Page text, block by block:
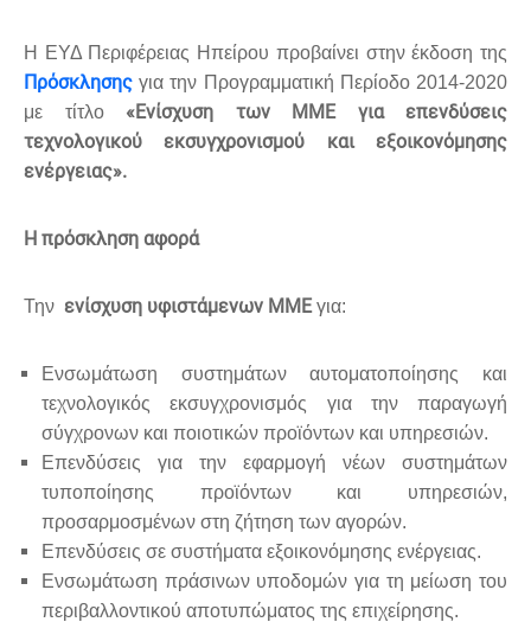
Η ΕΥΔ Περιφέρειας Ηπείρου προβαίνει στην έκδοση της
Πρόσκλησης για την Προγραμματική Περίοδο 2014-2020
με τίτλο «Ενίσχυση των ΜΜΕ για επενδύσεις
τεχνολογικού εκσυγχρονισμού και εξοικονόμησης
ενέργειας».
Η πρόσκληση αφορά
Την ενίσχυση υφιστάμενων ΜΜΕγια:
Ενσωμάτωση συστημάτων αυτοματοποίησης και
τεχνολογικός εκσυγχρονισμός για την παραγωγή
σύγχρονων και ποιοτικών προϊόντων και υπηρεσιών.
Επενδύσεις για την εφαρμογή νέων συστημάτων
τυποποίησης προϊόντων και υπηρεσιών,
προσαρμοσμένων στη ζήτηση των αγορών.
Επενδύσεις σε συστήματα εξοικονόμησης ενέργειας.
Ενσωμάτωση πράσινων υποδομών για τη μείωση του
περιβαλλοντικού αποτυπώματος της επιχείρησης.